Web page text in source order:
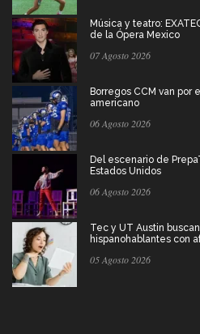
Música y teatro:
de la Ópera Mexico
07 Agosto 2026
Borregos CCM van por
americano
06 Agosto 2026
Del escenario de
Estados Unidos
06 Agosto 2026
Tec y UT Austin
hispanohablantes con
05 Agosto 2026